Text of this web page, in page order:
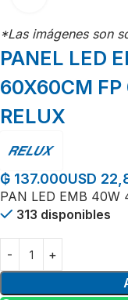
*Las imágenes son
PANEL LED
60X60CM
RELUX
₲ 137.000USD
PAN LED EMB 40W
313 disponibles